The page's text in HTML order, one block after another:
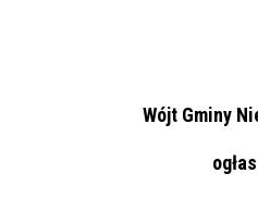
Wójt Gminy